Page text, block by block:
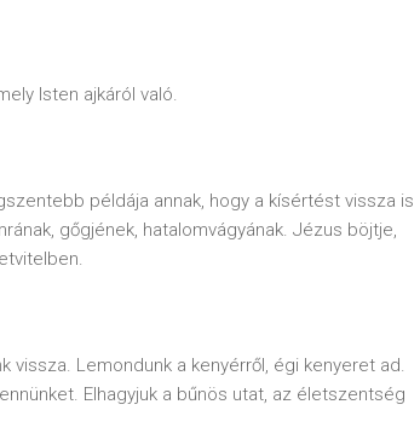
Isten ajkáról való.
példája annak, hogy a kísértést vissza is
gőgjének, hatalomvágyának. Jézus böjtje,
vissza. Lemondunk a kenyérről, égi kenyeret ad.
Elhagyjuk a bűnös utat, az életszentség